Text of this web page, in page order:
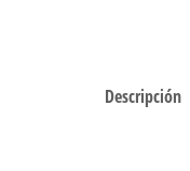
Descripción